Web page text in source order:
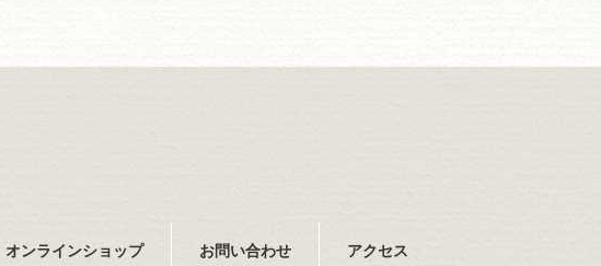
オンラインショップ お問い合わせ アクセス